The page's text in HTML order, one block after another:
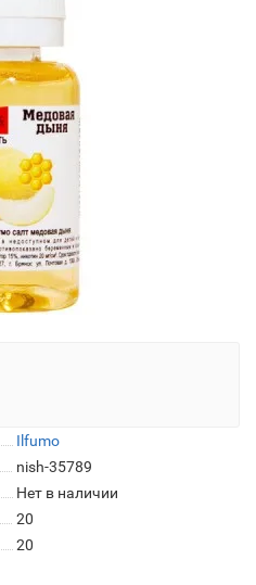
Ilfumo
nish-35789
Нет в наличии
20
20